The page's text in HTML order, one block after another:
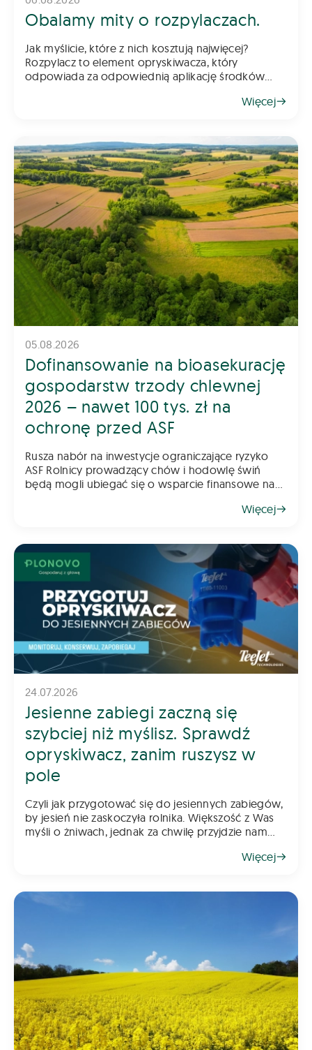
Obalamy mity o rozpylaczach.
Jak myślicie, które z nich kosztują najwięcej?
Rozpylacz to element opryskiwacza, który
odpowiada za odpowiednią aplikację środków
Więcej
05.08.2026
Dofinansowanie na bioasekurację
gospodarstw trzody chlewnej
2026 – nawet 100 tys. zł na
ochronę przed ASF
Rusza nabór na inwestycje ograniczające ryzyko
ASF Rolnicy prowadzący chów i hodowlę świń
będą mogli ubiegać się o wsparcie finansowe na
gospodarstwa. Pomoc ma na celu ograniczenie
Więcej
24.07.2026
Jesienne zabiegi zaczną się
szybciej niż myślisz. Sprawdź
opryskiwacz, zanim ruszysz w
pole
Czyli jak przygotować się do jesiennych zabiegów,
by jesień nie zaskoczyła rolnika. Większość z Was
myśli o żniwach, jednak za chwilę przyjdzie nam
rzepak wymaga już wczesnej ochrony, a w kole
Więcej